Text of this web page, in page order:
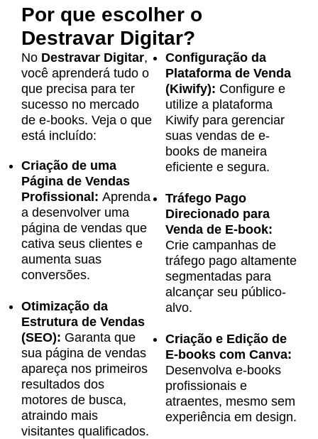
Por que escolher o
Destravar Digitar?
No Destravar Digitar,
você aprenderá tudo o
que precisa para ter
sucesso no mercado
de e-books. Veja o que
está incluído:
Criação de uma
Página de Vendas
Profissional: Aprenda
a desenvolver uma
página de vendas que
cativa seus clientes e
aumenta suas
conversões.
Otimização da
Estrutura de Vendas
(SEO): Garanta que
sua página de vendas
apareça nos primeiros
resultados dos
motores de busca,
atraindo mais
visitantes qualificados.
Configuração da
Plataforma de Venda
(Kiwify): Configure e
utilize a plataforma
Kiwify para gerenciar
suas vendas de e-
books de maneira
eficiente e segura.
Tráfego Pago
Direcionado para
Venda de E-book:
Crie campanhas de
tráfego pago altamente
segmentadas para
alcançar seu público-
alvo.
Criação e Edição de
E-books com Canva:
Desenvolva e-books
profissionais e
atraentes, mesmo sem
experiência em design.